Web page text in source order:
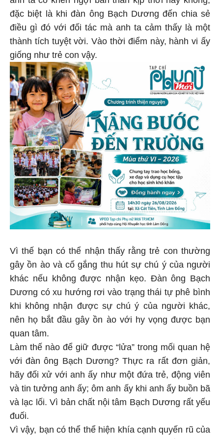
đặc biệt là khi đàn ông Bạch Dương đến chia sẻ
điều gì đó với đối tác mà anh ta cảm thấy là một
thành tích tuyệt vời. Vào thời điểm này, hành vi ấy
giống như trẻ con vậy.
Vì thế bạn có thể nhận thấy rằng trẻ con thường
gây ồn ào và cố gắng thu hút sự chú ý của người
khác nếu không được nhận kẹo. Đàn ông Bạch
Dương có xu hướng rơi vào trạng thái tự phê bình
khi không nhận được sự chú ý của người khác,
nên họ bắt đầu gây ồn ào với hy vọng được bạn
quan tâm.
Làm thế nào để giữ được “lửa” trong mối quan hệ
với đàn ông Bạch Dương? Thực ra rất đơn giản,
hãy đối xử với anh ấy như một đứa trẻ, động viên
và tin tưởng anh ấy; ôm anh ấy khi anh ấy buồn bã
và lạc lối. Vì bản chất nội tâm Bạch Dương rất yếu
đuối.
Vì vậy, bạn có thể thể hiện khía cạnh quyến rũ của